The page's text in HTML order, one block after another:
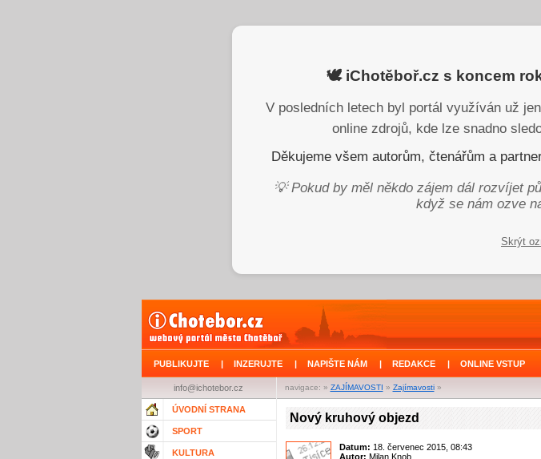
🕊️ iChotěboř.cz s koncem
V posledních letech byl portál využíván už
online zdrojů, kde lze snadno
Děkujeme všem autorům, čtenářům a
💡 Pokud by měl někdo zájem dál rozvíjet
když se nám ozve
Skrýt
PUBLIKUJTE | INZERUJTE | NAPIŠTE NÁM | REDAKCE | ONLINE VSTUP
navigace: » ZAJÍMAVOSTI » Zajímavosti»
info@ichotebor.cz
ÚVODNÍ STRANA
SPORT
KULTURA
Nový kruhový objezd
Datum: 18. červenec 2015, 08:43
Autor: Milan Knob